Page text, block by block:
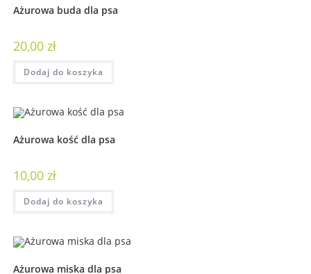
Ażurowa buda dla psa
20,00 zł
Dodaj do koszyka
Ażurowa kość dla psa
10,00 zł
Dodaj do koszyka
Ażurowa miska dla psa